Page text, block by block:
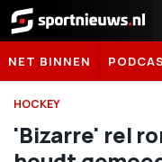
Sportnieuws.nl
NET BINNEN
HOCKEY
'Bizarre' rel